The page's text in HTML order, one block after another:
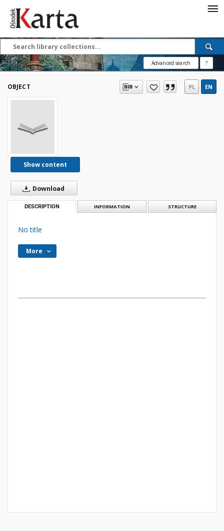
Advanced search ?
OBJECT PL EN
Show content
Download
DESCRIPTION INFORMATION STRUCTURE
No title
More
Save the priceless
testimonies of the
20th century
These materials are available free
of charge thanks to the joint efforts
of people like you—people who care
about preserving history.
working together to preserve and
disseminate authentic testimonies
so that everyone can access them
today and in the future.
Support